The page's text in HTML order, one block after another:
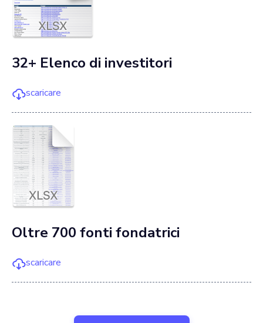
32+ Elenco di investitori
scaricare
Oltre 700 fonti fondatrici
scaricare